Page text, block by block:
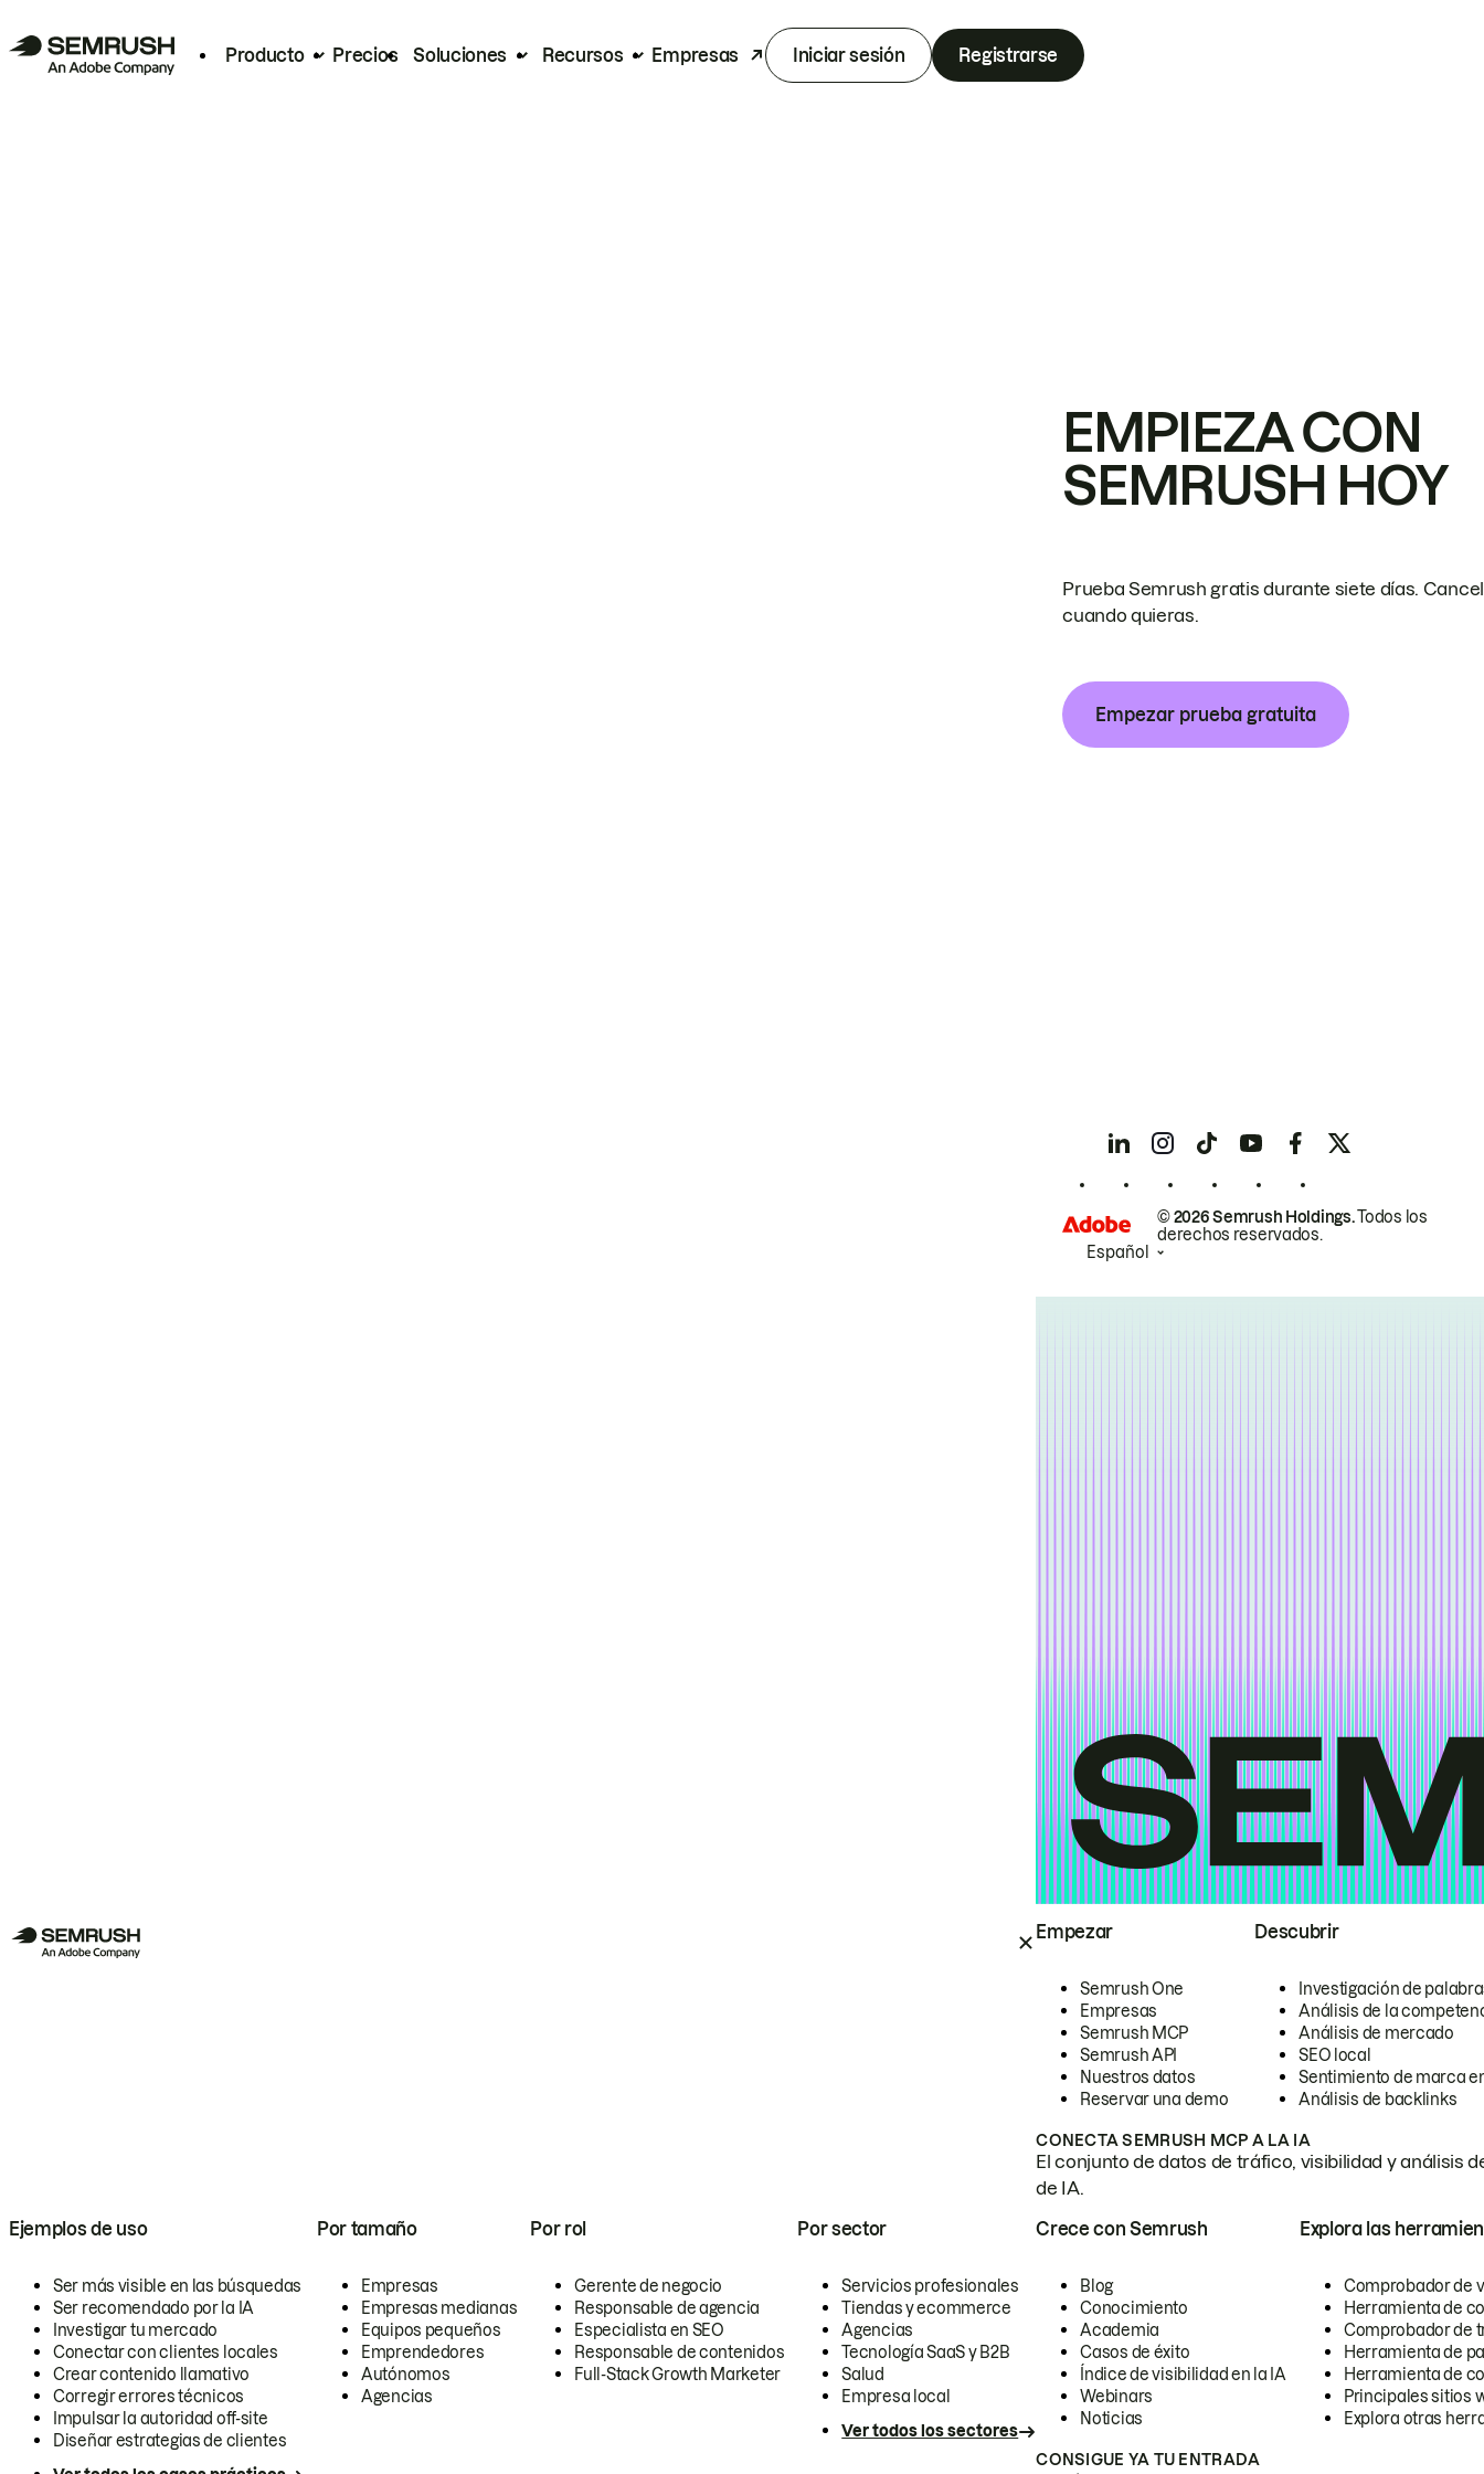
Producto Precios Soluciones Recursos Empresas Iniciar sesión Registrarse
Empezar
Semrush One
Empresas
Semrush MCP
Semrush API
Nuestros datos
Reservar una demo
Descubrir
Investigación de
Análisis de la
Análisis de mercado
SEO local
Sentimiento de marca
Análisis de backlinks
CONECTA SEMRUSH MCP A LA IA
El conjunto de datos de tráfico, visibilidad y análisis
de IA.
Ejemplos de uso
Ser más visible en las búsquedas
Ser recomendado por la IA
Investigar tu mercado
Conectar con clientes locales
Crear contenido llamativo
Corregir errores técnicos
Impulsar la autoridad off-site
Diseñar estrategias de clientes
Por tamaño
Empresas
Empresas medianas
Equipos pequeños
Emprendedores
Autónomos
Agencias
Por rol
Gerente de negocio
Responsable de agencia
Especialista en SEO
Responsable de contenidos
Full-Stack Growth Marketer
Por sector
Servicios profesionales
Tiendas y ecommerce
Agencias
Tecnología SaaS y B2B
Salud
Empresa local
Ver todos los sectores
Crece con Semrush
Blog
Conocimiento
Academia
Casos de éxito
Índice de visibilidad en la IA
Webinars
Noticias
Explora las
Comprobador de
Herramienta de
Comprobador de
Herramienta de
Herramienta de
Principales sitios
Explora otras
CONSIGUE YA TU ENTRADA
EMPIEZA CON
SEMRUSH HOY
Prueba Semrush gratis durante siete días.
cuando quieras.
Empezar prueba gratuita
© 2026 Semrush Holdings.Todos los
derechos reservados.
Español